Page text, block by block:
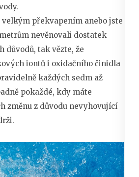
velkým překvapením anebo jste
nevěnovali dostatek
důvodů, tak vězte, že
iontů i oxidačního činidla
každých sedm až
pokaždé, kdy máte
změnu z důvodu nevyhovující